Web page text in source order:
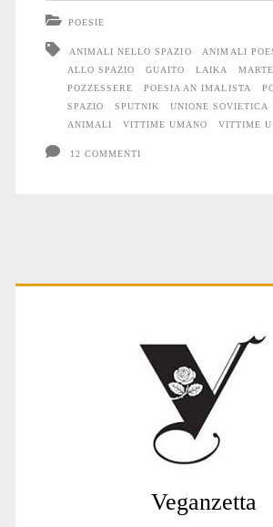
innocenti
della
POESIE
ANIMALI NELLO SPAZIO ANIMALI
ALLO SPAZIO
GUAITO LAIKA MARTE
POZZESSERE
POESIA AN IMALISTA
SPAZIO
SPUTNIK UNIONE SOVIETICA
ANIMALI
VITTIME UMANO VITTIME
12 COMMENTI
Primary
Veganzetta